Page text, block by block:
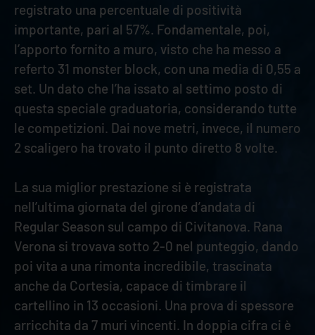
registrato una percentuale di positività
importante, pari al 57%. Fondamentale, poi,
l’apporto fornito a muro, visto che ha messo a
referto 31 monster block, con una media di 0,55 a
set. Un dato che l’ha issato al settimo posto di
questa speciale graduatoria, considerando tutte
le competizioni. Dai nove metri, invece, il numero
2 scaligero ha trovato il punto diretto 8 volte.
La sua miglior prestazione si è registrata
nell’ultima giornata del girone d’andata di
Regular Season sul campo di Civitanova. Rana
Verona si trovava sotto 2-0 nel punteggio, dando
poi vita a una rimonta incredibile, trascinata
anche da Cortesia, capace di timbrare il
cartellino in 13 occasioni. Una prova di spessore
arricchita da 7 muri vincenti. In doppia cifra ci è